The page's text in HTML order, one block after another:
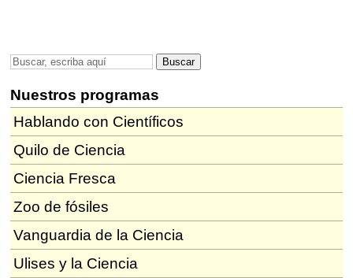
Nuestros programas
Hablando con Científicos
Quilo de Ciencia
Ciencia Fresca
Zoo de fósiles
Vanguardia de la Ciencia
Ulises y la Ciencia